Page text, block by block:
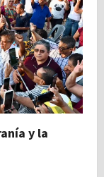
y la